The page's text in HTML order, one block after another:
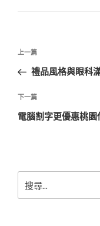
文
導
覽
上
一
文
章
上一篇
禮品風格與眼科
下
一
下一篇
電腦割字更優惠桃
尋